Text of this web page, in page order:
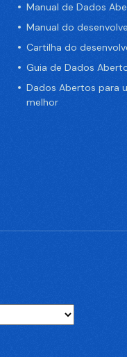
Manual de Dados
Manual do
Cartilha do
Guia de Dados
Dados Abertos para
melhor